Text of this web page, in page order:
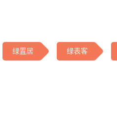
绿置居 绿表客